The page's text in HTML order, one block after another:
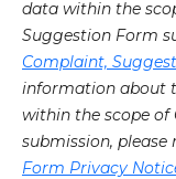
data within the
Suggestion Form
Complaint,
information about
within the scope of
submission, please
Form Privacy